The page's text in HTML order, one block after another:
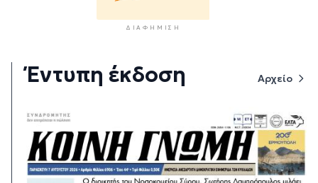
ΔΙΑΦΉΜΙΣΗ
Έντυπη έκδοση Αρχείο